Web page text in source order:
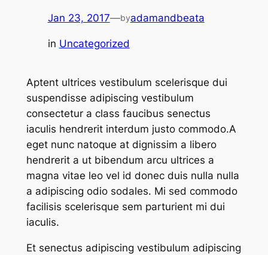
Jan 23, 2017—byadamandbeata
in Uncategorized
Aptent ultrices vestibulum scelerisque dui
suspendisse adipiscing vestibulum
consectetur a class faucibus senectus
iaculis hendrerit interdum justo commodo.A
eget nunc natoque at dignissim a libero
hendrerit a ut bibendum arcu ultrices a
magna vitae leo vel id donec duis nulla nulla
a adipiscing odio sodales. Mi sed commodo
facilisis scelerisque sem parturient mi dui
iaculis.
Et senectus adipiscing vestibulum adipiscing